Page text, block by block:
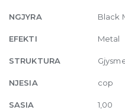
707
Black
Br
quantity
NGJYRA Black
EFEKTI Metal
STRUKTURA
NJESIA cop
SASIA 1,00